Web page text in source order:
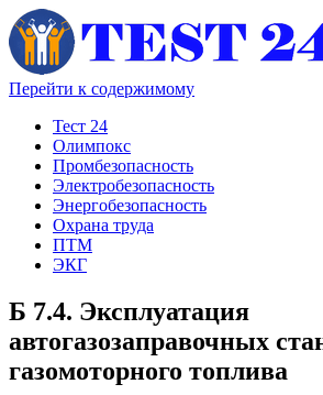
Перейти к содержимому
Тест 24
Олимпокс
Промбезопасность
Электробезопасность
Энергобезопасность
Охрана труда
ПТМ
ЭКГ
Б 7.4. Эксплуатация
автогазозаправочных
газомоторного топлива